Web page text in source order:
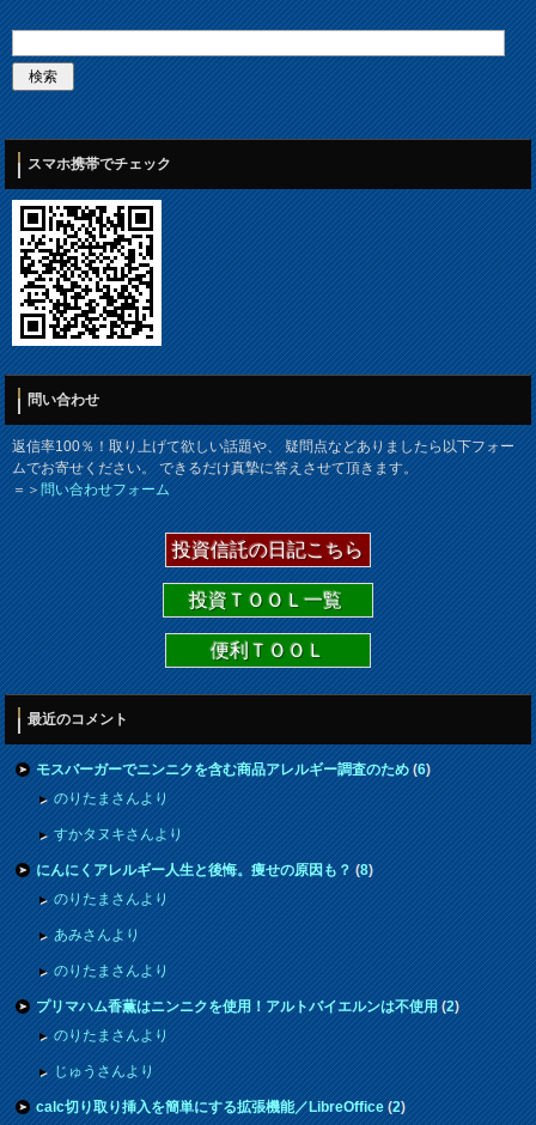
スマホ携帯でチェック
問い合わせ
返信率100％！取り上げて欲しい話題や、 疑問点などありましたら以下フォー
ムでお寄せください。 できるだけ真摯に答えさせて頂きます。
＝＞問い合わせフォーム
投資信託の日記こちら
投資ＴＯＯＬ一覧
便利ＴＯＯＬ
最近のコメント
モスバーガーでニンニクを含む商品アレルギー調査のため(6)
のりたまさんより
すかタヌキさんより
にんにくアレルギー人生と後悔。痩せの原因も？(8)
のりたまさんより
あみさんより
のりたまさんより
プリマハム香薫はニンニクを使用！アルトバイエルンは不使用(2)
のりたまさんより
じゅうさんより
calc切り取り挿入を簡単にする拡張機能／LibreOffice(2)